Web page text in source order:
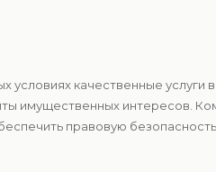
качественные
имущественных интересов.
правовую